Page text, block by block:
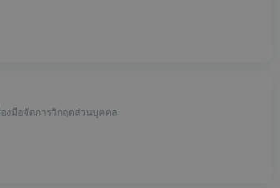
งมือจัดการวิกฤตส่วนบุคคล